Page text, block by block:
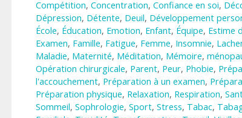
Compétition, Concentration, Confiance en soi,
Dépression, Détente, Deuil, Développement
École, Éducation, Emotion, Enfant, Équipe, Estime
Examen, Famille, Fatigue, Femme, Insomnie,
Maladie, Maternité, Méditation, Mémoire,
Opération chirurgicale, Parent, Peur, Phobie,
l'accouchement, Préparation à un examen,
Préparation physique, Relaxation, Respiration,
Sommeil, Sophrologie, Sport, Stress, Tabac,